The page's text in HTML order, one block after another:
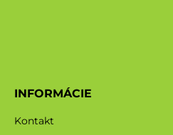
INFORMÁCIE
Kontakt